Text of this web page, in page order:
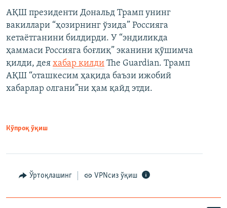
АҚШ президенти Дональд Трамп унинг
вакиллари “ҳозирнинг ўзида” Россияга
кетаётганини билдирди. У “эндиликда
ҳаммаси Россияга боғлиқ” эканини қўшимча
қилди, дея хабар қилди The Guardian. Трамп
АҚШ “оташкесим ҳақида баъзи ижобий
хабарлар олгани”ни ҳам қайд этди.
Кўпроқ ўқиш
Ўртоқлашинг VPNсиз ўқиш